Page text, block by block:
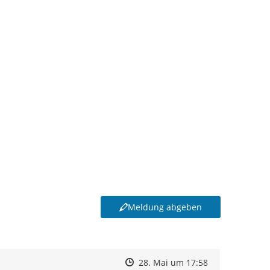
Meldung abgeben
Zeitpunkt des Erstellens
Zeitpunkt des Erstellens
28. Mai um 17:58Zur Äußerung